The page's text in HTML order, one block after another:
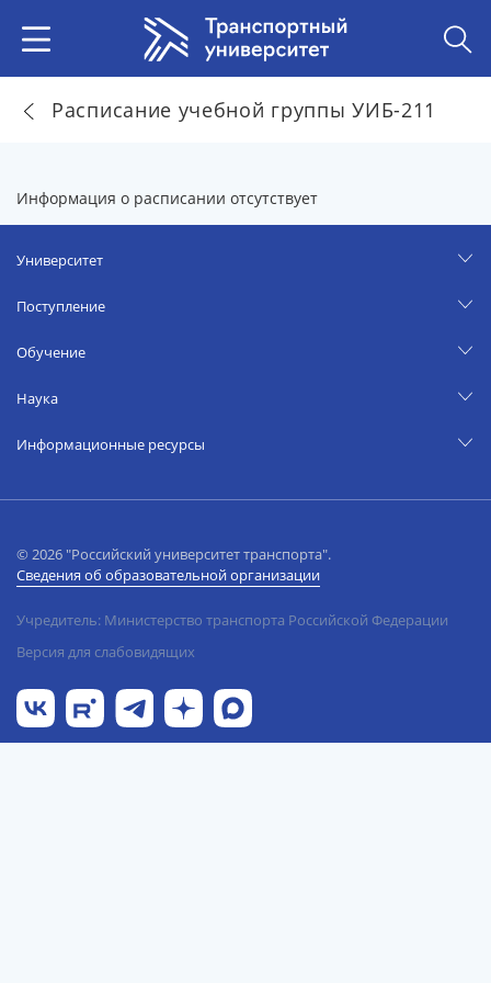
Расписание учебной группы УИБ-211
Информация о расписании отсутствует
Университет
Поступление
Обучение
Наука
Информационные ресурсы
© 2026 "Российский университет транспорта".
Сведения об образовательной организации
Учредитель: Министерство транспорта Российской Федерации
Версия для слабовидящих